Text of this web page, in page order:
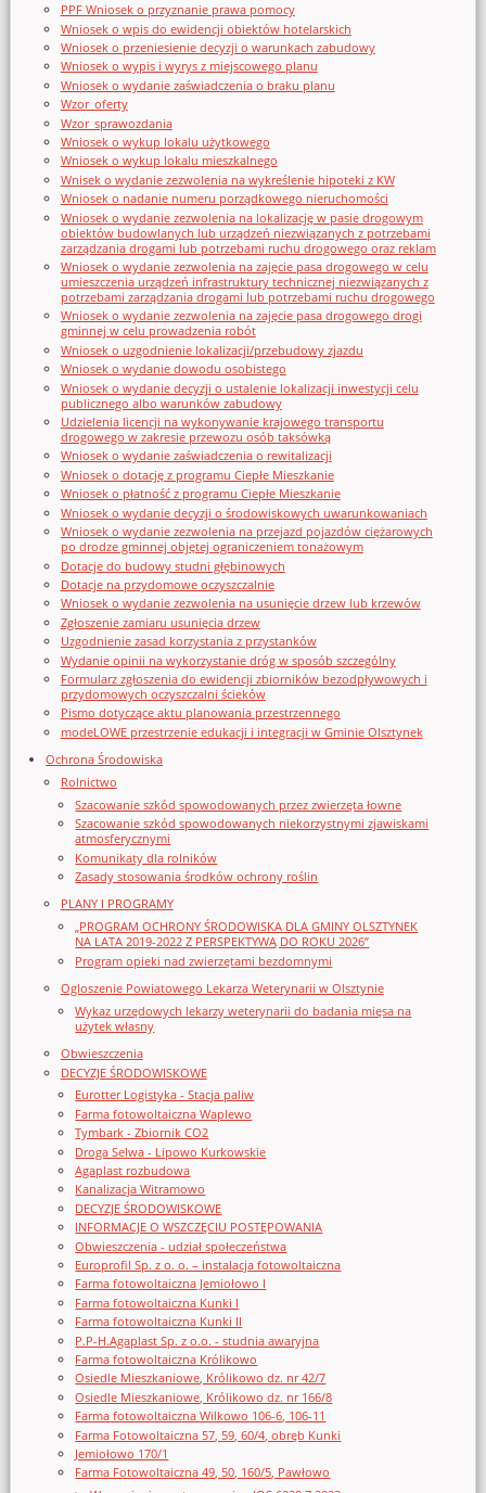
PPF Wniosek o przyznanie prawa pomocy
Wniosek o wpis do ewidencji obiektów hotelarskich
Wniosek o przeniesienie decyzji o warunkach zabudowy
Wniosek o wypis i wyrys z miejscowego planu
Wniosek o wydanie zaświadczenia o braku planu
Wzor_oferty
Wzor_sprawozdania
Wniosek o wykup lokalu użytkowego
Wniosek o wykup lokalu mieszkalnego
Wnisek o wydanie zezwolenia na wykreślenie hipoteki z KW
Wniosek o nadanie numeru porządkowego nieruchomości
Wniosek o wydanie zezwolenia na lokalizację w pasie drogowym
obiektów budowlanych lub urządzeń niezwiązanych z potrzebami
zarządzania drogami lub potrzebami ruchu drogowego oraz reklam
Wniosek o wydanie zezwolenia na zajęcie pasa drogowego w celu
umieszczenia urządzeń infrastruktury technicznej niezwiązanych z
potrzebami zarządzania drogami lub potrzebami ruchu drogowego
Wniosek o wydanie zezwolenia na zajęcie pasa drogowego drogi
gminnej w celu prowadzenia robót
Wniosek o uzgodnienie lokalizacji/przebudowy zjazdu
Wniosek o wydanie dowodu osobistego
Wniosek o wydanie decyzji o ustalenie lokalizacji inwestycji celu
publicznego albo warunków zabudowy
Udzielenia licencji na wykonywanie krajowego transportu
drogowego w zakresie przewozu osób taksówką
Wniosek o wydanie zaświadczenia o rewitalizacji
Wniosek o dotację z programu Ciepłe Mieszkanie
Wniosek o płatność z programu Ciepłe Mieszkanie
Wniosek o wydanie decyzji o środowiskowych uwarunkowaniach
Wniosek o wydanie zezwolenia na przejazd pojazdów ciężarowych
po drodze gminnej objętej ograniczeniem tonażowym
Dotacje do budowy studni głębinowych
Dotacje na przydomowe oczyszczalnie
Wniosek o wydanie zezwolenia na usunięcie drzew lub krzewów
Zgłoszenie zamiaru usunięcia drzew
Uzgodnienie zasad korzystania z przystanków
Wydanie opinii na wykorzystanie dróg w sposób szczególny
Formularz zgłoszenia do ewidencji zbiorników bezodpływowych i
przydomowych oczyszczalni ścieków
Pismo dotyczące aktu planowania przestrzennego
modeLOWE przestrzenie edukacji i integracji w Gminie Olsztynek
Ochrona Środowiska
Rolnictwo
Szacowanie szkód spowodowanych przez zwierzęta łowne
Szacowanie szkód spowodowanych niekorzystnymi zjawiskami
atmosferycznymi
Komunikaty dla rolników
Zasady stosowania środków ochrony roślin
PLANY I PROGRAMY
„PROGRAM OCHRONY ŚRODOWISKA DLA GMINY OLSZTYNEK
NA LATA 2019-2022 Z PERSPEKTYWĄ DO ROKU 2026”
Program opieki nad zwierzętami bezdomnymi
Ogloszenie Powiatowego Lekarza Weterynarii w Olsztynie
Wykaz urzędowych lekarzy weterynarii do badania mięsa na
użytek własny
Obwieszczenia
DECYZJE ŚRODOWISKOWE
Eurotter Logistyka - Stacja paliw
Farma fotowoltaiczna Waplewo
Tymbark - Zbiornik CO2
Droga Selwa - Lipowo Kurkowskie
Agaplast rozbudowa
Kanalizacja Witramowo
DECYZJE ŚRODOWISKOWE
INFORMACJE O WSZCZĘCIU POSTĘPOWANIA
Obwieszczenia - udział społeczeństwa
Europrofil Sp. z o. o. – instalacja fotowoltaiczna
Farma fotowoltaiczna Jemiołowo I
Farma fotowoltaiczna Kunki I
Farma fotowoltaiczna Kunki II
P.P-H.Agaplast Sp. z o.o. - studnia awaryjna
Farma fotowoltaiczna Królikowo
Osiedle Mieszkaniowe, Królikowo dz. nr 42/7
Osiedle Mieszkaniowe, Królikowo dz. nr 166/8
Farma fotowoltaiczna Wilkowo 106-6, 106-11
Farma Fotowoltaiczna 57, 59, 60/4, obręb Kunki
Jemiołowo 170/1
Farma Fotowoltaiczna 49, 50, 160/5, Pawłowo